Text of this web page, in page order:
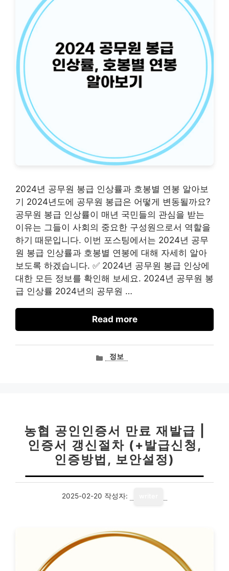
2024년 공무원 봉급 인상률과 호봉별 연봉 알아보
기 2024년도에 공무원 봉급은 어떻게 변동될까요?
공무원 봉급 인상률이 매년 국민들의 관심을 받는
이유는 그들이 사회의 중요한 구성원으로서 역할을
하기 때문입니다. 이번 포스팅에서는 2024년 공무
원 봉급 인상률과 호봉별 연봉에 대해 자세히 알아
보도록 하겠습니다. ✅ 2024년 공무원 봉급 인상에
대한 모든 정보를 확인해 보세요. 2024년 공무원 봉
급 인상률 2024년의 공무원 …
Read more
카정보
농협 공인인증서 만료 재발급 |
인증서 갱신절차 (+발급신청,
인증방법, 보안설정)
2025-02-20 작성자: